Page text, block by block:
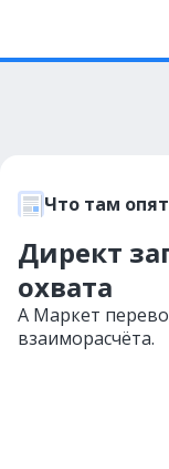
Что там
Директ
охвата
А Маркет
взаиморасчёта.